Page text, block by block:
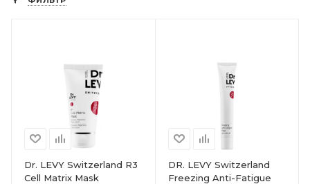
Dr. LEVY Switzerland R3
Cell Matrix Mask
DR. LEVY Switzerland
Freezing Anti-Fatigue